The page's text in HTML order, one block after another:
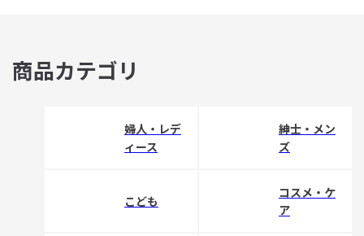
商品カテゴリ
婦人・レデ
ィース
紳士・メン
ズ
こども
コスメ・ケ
ア